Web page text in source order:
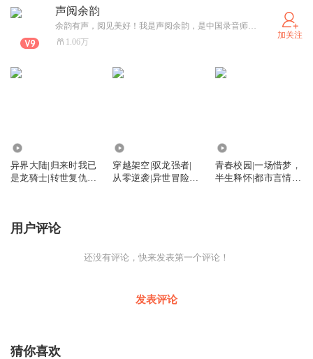
声阅余韵
余韵有声，阅见美好！我是声阅余韵，是中国录音师协会专业能力认证主播，入驻喜马拉雅A +有声，愿我的声音成为你忙绿时光里的一抹清韵，爱美食和旅游，谢谢！
1.06万
加关注
异界大陆|归来时我已
是龙骑士|转世复仇|
穿越架空|驭龙强者|
从零逆袭|异世冒险|
青春校园|一场惜梦，
半生释怀|都市言情|
用户评论
还没有评论，快来发表第一个评论！
发表评论
猜你喜欢